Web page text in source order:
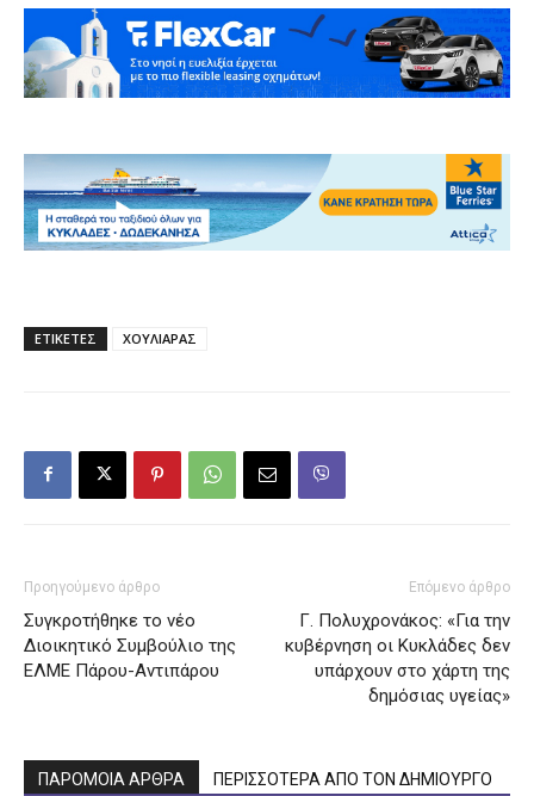
ΕΤΙΚΕΤΕΣ ΧΟΥΛΙΑΡΑΣ
Προηγούμενο άρθρο
Συγκροτήθηκε το νέο
Διοικητικό Συμβούλιο της
ΕΛΜΕ Πάρου-Αντιπάρου
Επόμενο άρθρο
Γ. Πολυχρονάκος: «Για την
κυβέρνηση οι Κυκλάδες δεν
υπάρχουν στο χάρτη της
δημόσιας υγείας»
ΠΑΡΟΜΟΙΑ ΑΡΘΡΑ ΠΕΡΙΣΣΟΤΕΡΑ ΑΠΟ ΤΟΝ ΔΗΜΙΟΥΡΓΟ